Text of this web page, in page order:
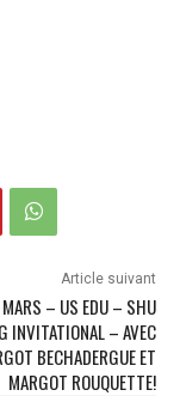
Article suivant
– US EDU – SHU
INVITATIONAL – AVEC
BECHADERGUE ET
MARGOT ROUQUETTE!